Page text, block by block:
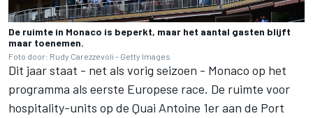
De ruimte in Monaco is beperkt, maar het aantal gasten blijft
maar toenemen.
Foto door: Rudy Carezzevoli - Getty Images
Dit jaar staat - net als vorig seizoen - Monaco op het
programma als eerste Europese race. De ruimte voor
hospitality-units op de Quai Antoine 1er aan de Port